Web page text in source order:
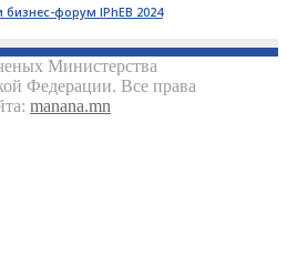
бизнес-форум IPhEB 2024
Министерства
Федерации. Все права
manana.mn